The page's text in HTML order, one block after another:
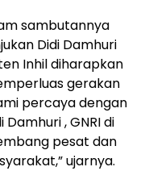
sambutannya
Didi Damhuri
Inhil diharapkan
gerakan
percaya dengan
, GNRI di
pesat dan
ujarnya.